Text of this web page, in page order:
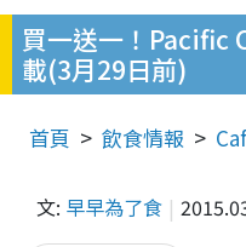
買一送一！Pacific
載(3月29日前)
首頁 飲食情報
文: 早早為了食